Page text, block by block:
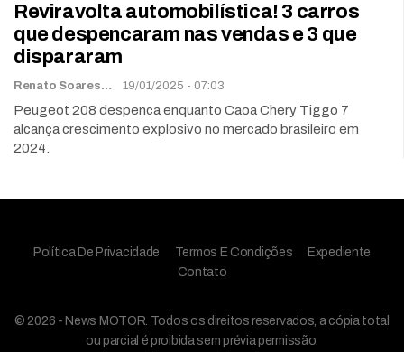
Reviravolta automobilística! 3 carros
que despencaram nas vendas e 3 que
dispararam
Renato Soares 19/01/2025 - 07:03
Peugeot 208 despenca enquanto Caoa Chery Tiggo 7
alcança crescimento explosivo no mercado brasileiro em
2024.
Política De Privacidade Termos E Condições
Expediente
Contato
© 2026 - News MOTOR. Todos os direitos reservados, a cópia total
ou parcial é proibida sem prévia permissão.